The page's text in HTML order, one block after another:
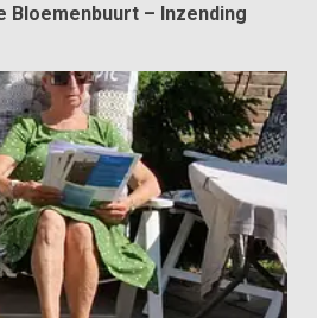
Bloemenbuurt – Inzending